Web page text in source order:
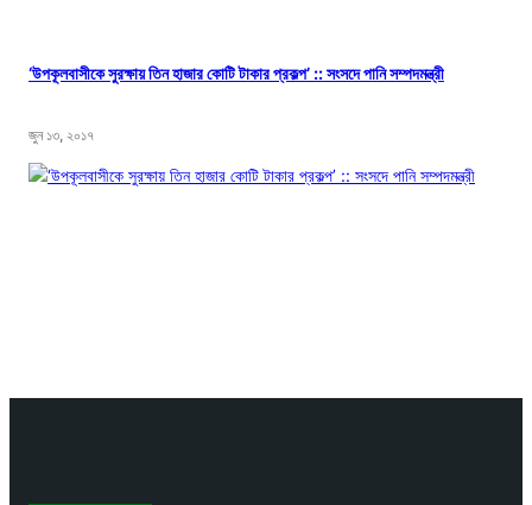
‘উপকূলবাসীকে সুরক্ষায় তিন হাজার কোটি টাকার প্রকল্প’ :: সংসদে পানি সম্পদমন্ত্রী
জুন ১৩, ২০১৭